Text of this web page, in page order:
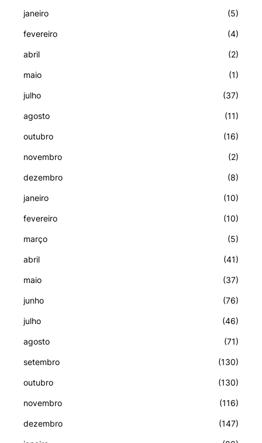
janeiro (5)
fevereiro (4)
abril (2)
maio (1)
julho (37)
agosto (11)
outubro (16)
novembro (2)
dezembro (8)
janeiro (10)
fevereiro (10)
março (5)
abril (41)
maio (37)
junho (76)
julho (46)
agosto (71)
setembro (130)
outubro (130)
novembro (116)
dezembro (147)